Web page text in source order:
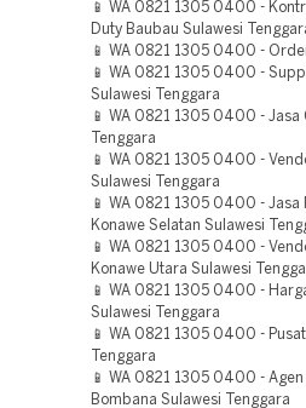
📱 WA 0821 1305 0400 -
Duty Baubau Sulawesi
📱 WA 0821 1305 0400 -
📱 WA 0821 1305 0400 -
Sulawesi Tenggara
📱 WA 0821 1305 0400 - Jasa
Tenggara
📱 WA 0821 1305 0400 -
Sulawesi Tenggara
📱 WA 0821 1305 0400 - Jasa
Konawe Selatan Sulawesi
📱 WA 0821 1305 0400 -
Konawe Utara Sulawesi
📱 WA 0821 1305 0400 -
Sulawesi Tenggara
📱 WA 0821 1305 0400 -
Tenggara
📱 WA 0821 1305 0400 -
Bombana Sulawesi Tenggara